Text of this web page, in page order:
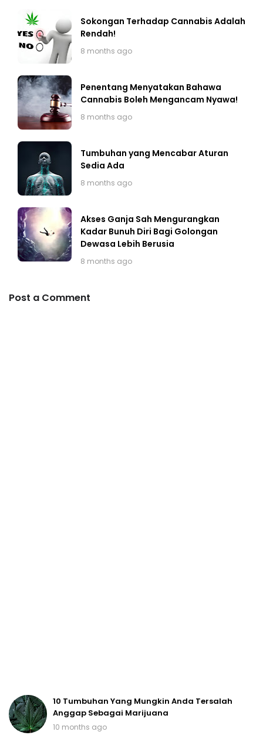
Sokongan Terhadap Cannabis Adalah
Rendah!
8 months ago
Penentang Menyatakan Bahawa
Cannabis Boleh Mengancam Nyawa!
8 months ago
Tumbuhan yang Mencabar Aturan
Sedia Ada
8 months ago
Akses Ganja Sah Mengurangkan
Kadar Bunuh Diri Bagi Golongan
Dewasa Lebih Berusia
8 months ago
Post a Comment
10 Tumbuhan Yang Mungkin Anda Tersalah
Anggap Sebagai Marijuana
10 months ago